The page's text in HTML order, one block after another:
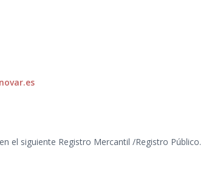
el siguiente Registro Mercantil /Registro Público.